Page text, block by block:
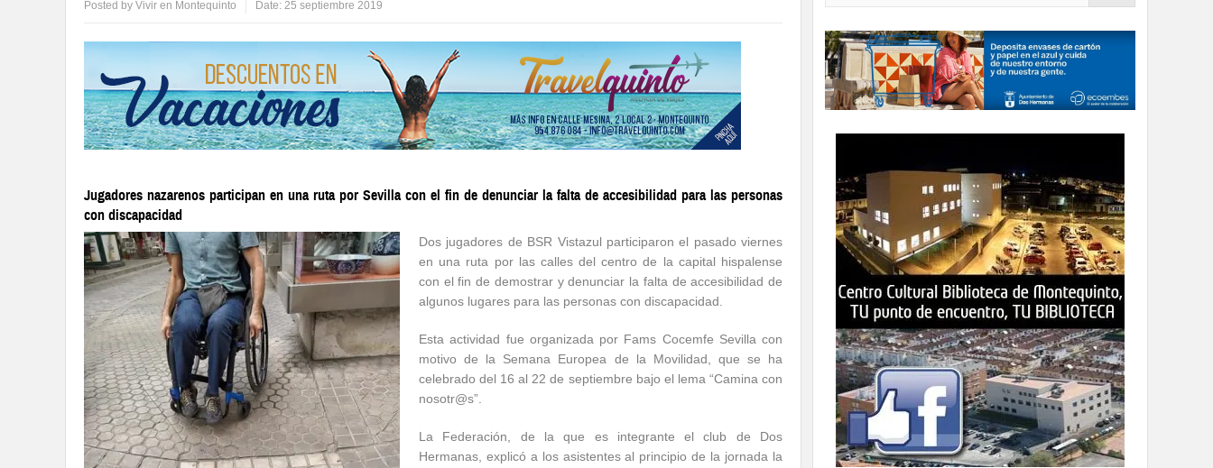
Posted by Vivir en Montequinto Date: 25 septiembre 2019
Jugadores nazarenos participan en una ruta por Sevilla con el fin de denunciar la falta de accesibilidad para las personas
con discapacidad
Dos jugadores de BSR Vistazul participaron el pasado viernes
en una ruta por las calles del centro de la capital hispalense
con el fin de demostrar y denunciar la falta de accesibilidad de
algunos lugares para las personas con discapacidad.
Esta actividad fue organizada por Fams Cocemfe Sevilla con
motivo de la Semana Europea de la Movilidad, que se ha
celebrado del 16 al 22 de septiembre bajo el lema “Camina con
nosotr@s”.
La Federación, de la que es integrante el club de Dos
Hermanas, explicó a los asistentes al principio de la jornada la